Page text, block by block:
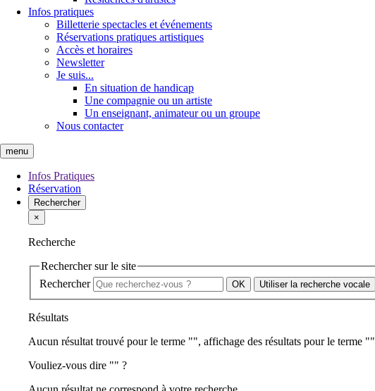
Infos pratiques
Billetterie spectacles et événements
Réservations pratiques artistiques
Accès et horaires
Newsletter
Je suis...
En situation de handicap
Une compagnie ou un artiste
Un enseignant, animateur ou un groupe
Nous contacter
menu
Infos Pratiques
Réservation
Rechercher
×
Recherche
Rechercher sur le site
Rechercher
Utiliser la recherche vocale
Résultats
Aucun résultat trouvé pour le terme "", affichage des résultats pour le terme ""
Vouliez-vous dire "" ?